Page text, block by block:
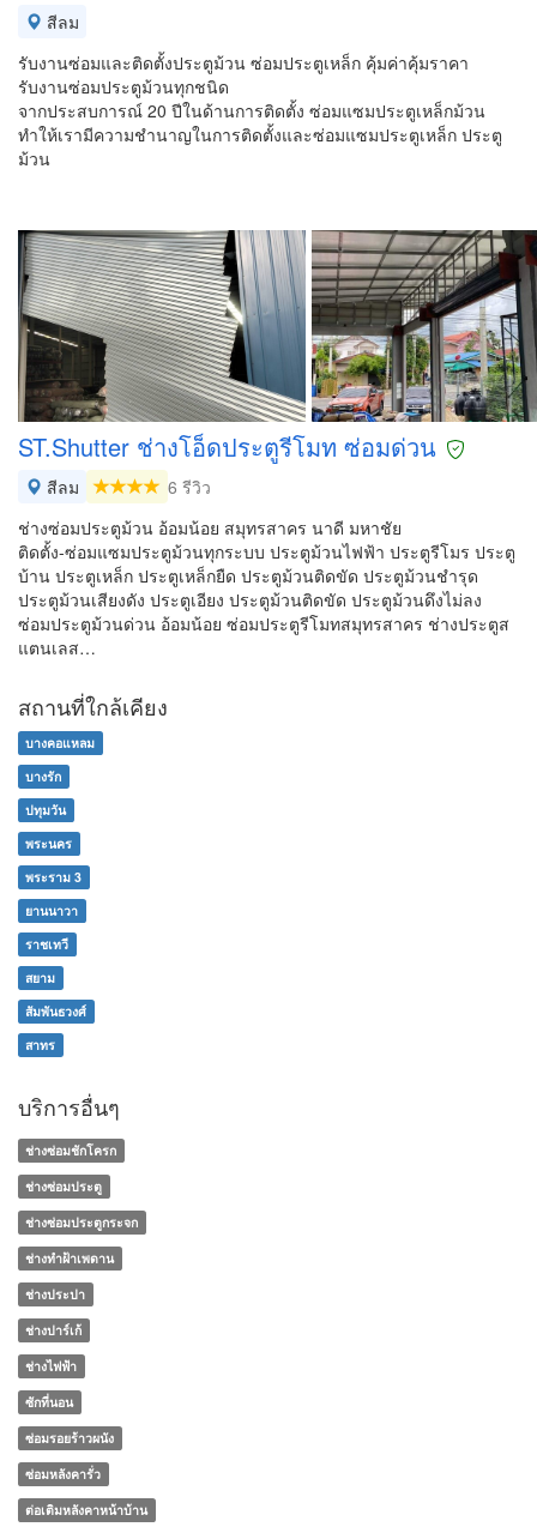
สีลม
รับงานซ่อมและติดตั้งประตูม้วน ซ่อมประตูเหล็ก คุ้มค่าคุ้มราคา
รับงานซ่อมประตูม้วนทุกชนิด
จากประสบการณ์ 20 ปีในด้านการติดตั้ง ซ่อมแซมประตูเหล็กม้วน
ทำให้เรามีความชำนาญในการติดตั้งและซ่อมแซมประตูเหล็ก ประตู
ม้วน
ST.Shutter ช่างโอ็ดประตูรีโมท ซ่อมด่วน
สีลม
6 รีวิว
ช่างซ่อมประตูม้วน อ้อมน้อย สมุทรสาคร นาดี มหาชัย
ติดตั้ง-ซ่อมแซมประตูม้วนทุกระบบ ประตูม้วนไฟฟ้า ประตูรีโมร ประตู
บ้าน ประตูเหล็ก ประตูเหล็กยืด ประตูม้วนติดขัด ประตูม้วนชำรุด
ประตูม้วนเสียงดัง ประตูเอียง ประตูม้วนติดขัด ประตูม้วนดึงไม่ลง
ซ่อมประตูม้วนด่วน อ้อมน้อย ซ่อมประตูรีโมทสมุทรสาคร ช่างประตูส
แตนเลส…
สถานที่ใกล้เคียง
บางคอแหลม
บางรัก
ปทุมวัน
พระนคร
พระราม 3
ยานนาวา
ราชเทวี
สยาม
สัมพันธวงศ์
สาทร
บริการอื่นๆ
ช่างซ่อมชักโครก
ช่างซ่อมประตู
ช่างซ่อมประตูกระจก
ช่างทําฝ้าเพดาน
ช่างประปา
ช่างปาร์เก้
ช่างไฟฟ้า
ซักที่นอน
ซ่อมรอยร้าวผนัง
ซ่อมหลังคารั่ว
ต่อเติมหลังคาหน้าบ้าน